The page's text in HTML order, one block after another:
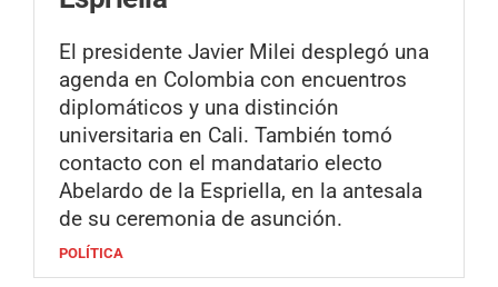
El presidente Javier Milei desplegó una
agenda en Colombia con encuentros
diplomáticos y una distinción
universitaria en Cali. También tomó
contacto con el mandatario electo
Abelardo de la Espriella, en la antesala
de su ceremonia de asunción.
POLÍTICA